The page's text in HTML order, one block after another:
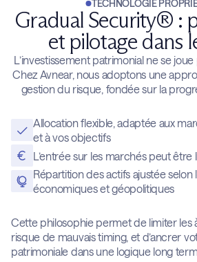
TECHNOLOGIE
Gradual Security® :
et pilotage dans
L’investissement patrimonial ne se
Chez Avnear, nous adoptons une
gestion du risque, fondée sur la
Allocation flexible, adaptée aux
et à vos objectifs
L’entrée sur les marchés peut être
Répartition des actifs ajustée selon
économiques et géopolitiques
Cette philosophie permet de limiter les
risque de mauvais timing, et d’ancrer
patrimoniale dans une logique long